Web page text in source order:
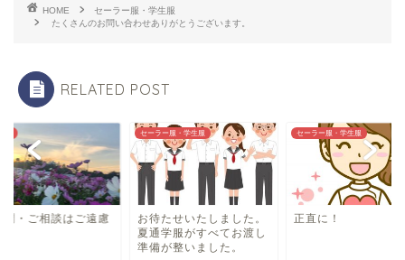
HOME
セーラー服・学生服
たくさんのお問い合わせありがとうございます。
RELATED POST
問・ご相談はご遠慮
セーラー服・学生服
お待たせいたしました。
夏通学服がすべてお渡し
準備が整いました。
セーラー服・学生服
正直に！